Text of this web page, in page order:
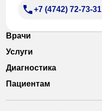
+7 (4742) 72-73-31
Врачи
Услуги
Диагностика
Пациентам